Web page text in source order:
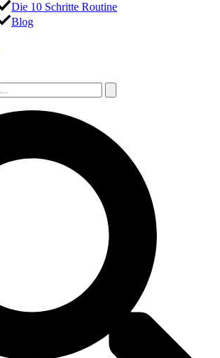
Die 10 Schritte Routine
Blog